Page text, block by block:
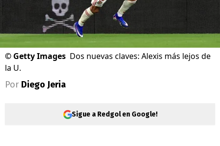
© Getty Images Dos nuevas claves: Alexis más lejos de
la U.
Por Diego Jeria
Sigue a Redgol en Google!